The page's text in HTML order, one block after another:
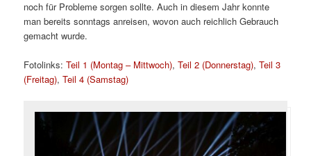
noch für Probleme sorgen sollte. Auch in diesem Jahr konnte
man bereits sonntags anreisen, wovon auch reichlich Gebrauch
gemacht wurde.
Fotolinks:Teil 1 (Montag – Mittwoch),Teil 2 (Donnerstag),Teil 3
(Freitag),Teil 4 (Samstag)